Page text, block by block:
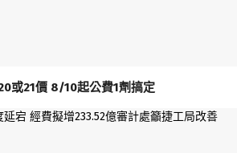
或21價 8/10起公費1劑搞定